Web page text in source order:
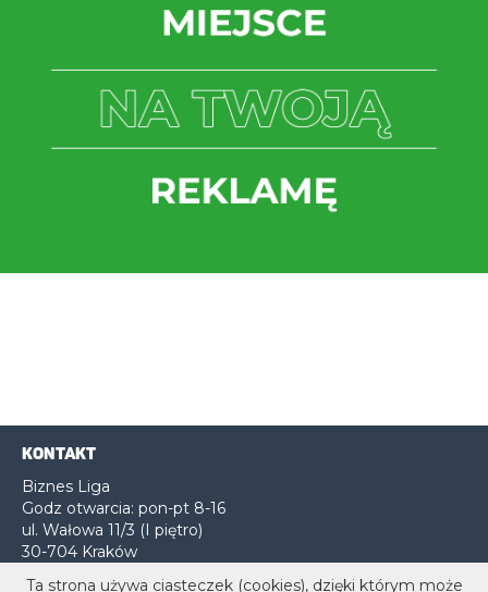
KONTAKT
Biznes Liga
Godz otwarcia: pon-pt 8-16
ul. Wałowa 11/3 (I piętro)
30-704 Kraków
Ta strona używa ciasteczek (cookies), dzięki którym może